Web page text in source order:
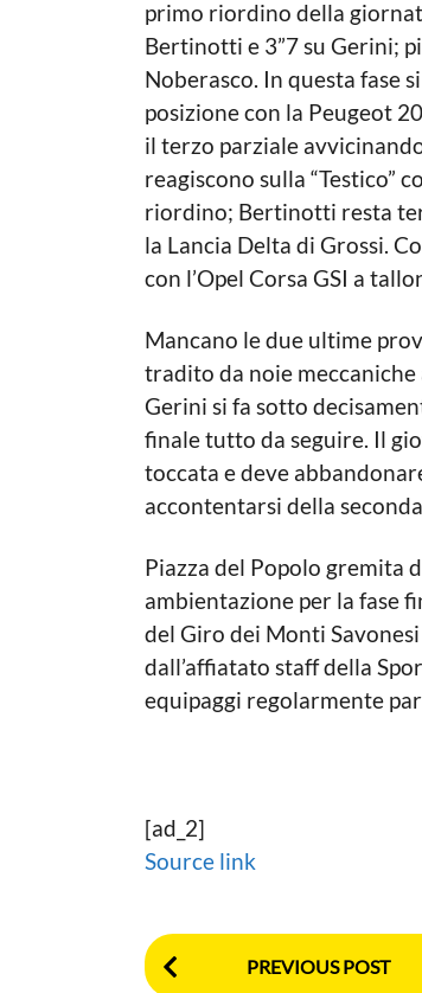
primo riordino della
Bertinotti e 3”7 su Gerini;
Noberasco. In questa fase
posizione con la Peugeot
il terzo parziale
reagiscono sulla “Testico”
riordino; Bertinotti resta
la Lancia Delta di Grossi.
con l’Opel Corsa GSI a
Mancano le due ultime
tradito da noie meccaniche
Gerini si fa sotto
finale tutto da seguire. Il
toccata e deve
accontentarsi della
Piazza del Popolo gremita
ambientazione per la fase
del Giro dei Monti
dall’affiatato staff della
equipaggi regolarmente
[ad_2]
Source link
P
PREVIOUS POST